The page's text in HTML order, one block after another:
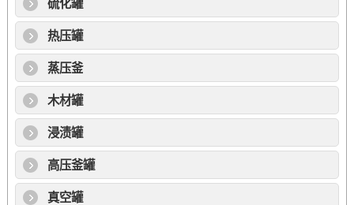
硫化罐
热压罐
蒸压釜
木材罐
浸渍罐
高压釜罐
真空罐